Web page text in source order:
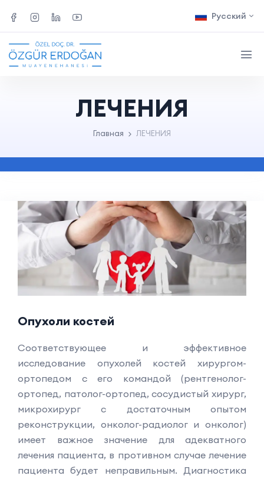
Русский
ЛЕЧЕНИЯ
Главная ЛЕЧЕНИЯ
Опухоли костей
Соответствующее и эффективное
исследование опухолей костей хирургом-
ортопедом с его командой (рентгенолог-
ортопед, патолог-ортопед, сосудистый хирург,
микрохирург с достаточным опытом
реконструкции, онколог-радиолог и онколог)
имеет важное значение для адекватного
лечения пациента, в противном случае лечение
пациента будет неправильным. Диагностика